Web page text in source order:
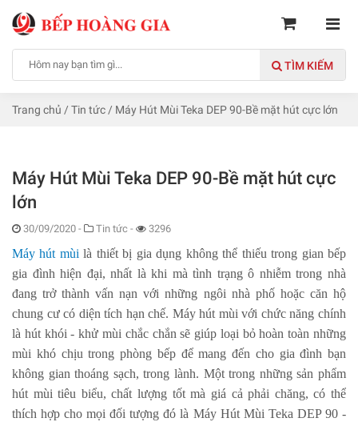
TÌM KIẾM
Trang chủ /Tin tức / Máy Hút Mùi Teka DEP 90-Bề mặt hút cực lớn
Máy Hút Mùi Teka DEP 90-Bề mặt hút cực
lớn
30/09/2020 - Tin tức - 3296
Máy hút mùi là thiết bị gia dụng không thể thiếu trong gian bếp
gia đình hiện đại, nhất là khi mà tình trạng ô nhiễm trong nhà
đang trở thành vấn nạn với những ngôi nhà phố hoặc căn hộ
chung cư có diện tích hạn chế. Máy hút mùi với chức năng chính
là hút khói - khử mùi chắc chắn sẽ giúp loại bỏ hoàn toàn những
mùi khó chịu trong phòng bếp để mang đến cho gia đình bạn
không gian thoáng sạch, trong lành. Một trong những sản phẩm
hút mùi tiêu biểu, chất lượng tốt mà giá cả phải chăng, có thể
thích hợp cho mọi đối tượng đó là Máy Hút Mùi Teka DEP 90-